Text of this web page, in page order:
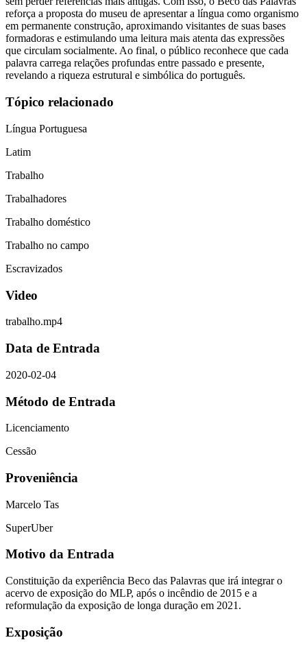
reforça a proposta do museu de apresentar a língua como organismo
em permanente construção, aproximando visitantes de suas bases
formadoras e estimulando uma leitura mais atenta das expressões
que circulam socialmente. Ao final, o público reconhece que cada
palavra carrega relações profundas entre passado e presente,
revelando a riqueza estrutural e simbólica do português.
Tópico relacionado
Língua Portuguesa
Latim
Trabalho
Trabalhadores
Trabalho doméstico
Trabalho no campo
Escravizados
Video
trabalho.mp4
Data de Entrada
2020-02-04
Método de Entrada
Licenciamento
Cessão
Proveniência
Marcelo Tas
SuperUber
Motivo da Entrada
Constituição da experiência Beco das Palavras que irá integrar o
acervo de exposição do MLP, após o incêndio de 2015 e a
reformulação da exposição de longa duração em 2021.
Exposição